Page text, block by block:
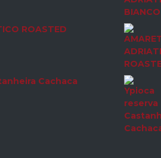
ROASTED
Cachaca